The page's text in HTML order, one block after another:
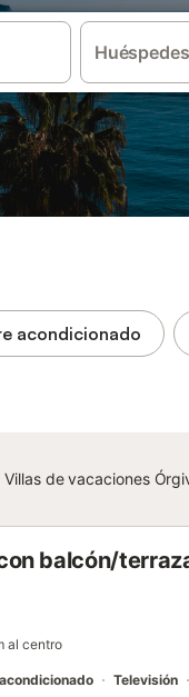
Huéspedes
acondicionado
Villas de vacaciones
balcón/
al centro
Televisión